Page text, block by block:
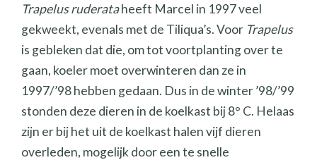
Trapelus ruderataheeft Marcel in 1997 veel
gekweekt, evenals met de Tiliqua’s. Voor Trapelus
is gebleken dat die, om tot voortplanting over te
gaan, koeler moet overwinteren dan ze in
1997/’98 hebben gedaan. Dus in de winter ’98/’99
stonden deze dieren in de koelkast bij 8° C. Helaas
zijn er bij het uit de koelkast halen vijf dieren
overleden, mogelijk door een te snelle